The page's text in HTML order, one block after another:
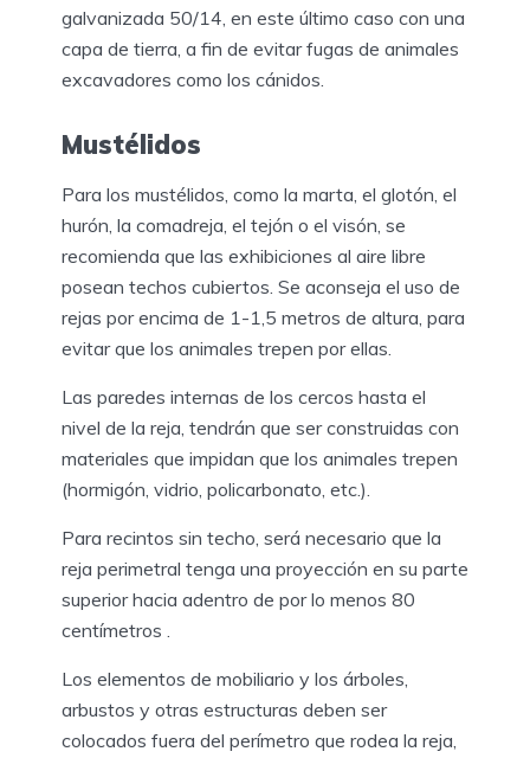
galvanizada 50/14, en este último caso con una
capa de tierra, a fin de evitar fugas de animales
excavadores como los cánidos.
Mustélidos
Para los mustélidos, como la marta, el glotón, el
hurón, la comadreja, el tejón o el visón, se
recomienda que las exhibiciones al aire libre
posean techos cubiertos. Se aconseja el uso de
rejas por encima de 1-1,5 metros de altura, para
evitar que los animales trepen por ellas.
Las paredes internas de los cercos hasta el
nivel de la reja, tendrán que ser construidas con
materiales que impidan que los animales trepen
(hormigón, vidrio, policarbonato, etc.).
Para recintos sin techo, será necesario que la
reja perimetral tenga una proyección en su parte
superior hacia adentro de por lo menos 80
centímetros .
Los elementos de mobiliario y los árboles,
arbustos y otras estructuras deben ser
colocados fuera del perímetro que rodea la reja,